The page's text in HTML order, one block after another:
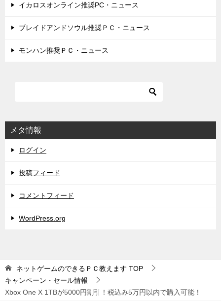
イカロスオンライン推奨PC・ニュース
ブレイドアンドソウル推奨ＰＣ・ニュース
モンハン推奨ＰＣ・ニュース
メタ情報
ログイン
投稿フィード
コメントフィード
WordPress.org
ネットゲームのできるＰＣ教えます TOP
キャンペーン・セール情報
Xbox One X 1TBが5000円割引！税込み5万円以内で購入可能！